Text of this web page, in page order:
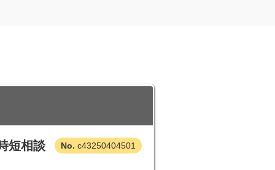
c43250404501
短相談